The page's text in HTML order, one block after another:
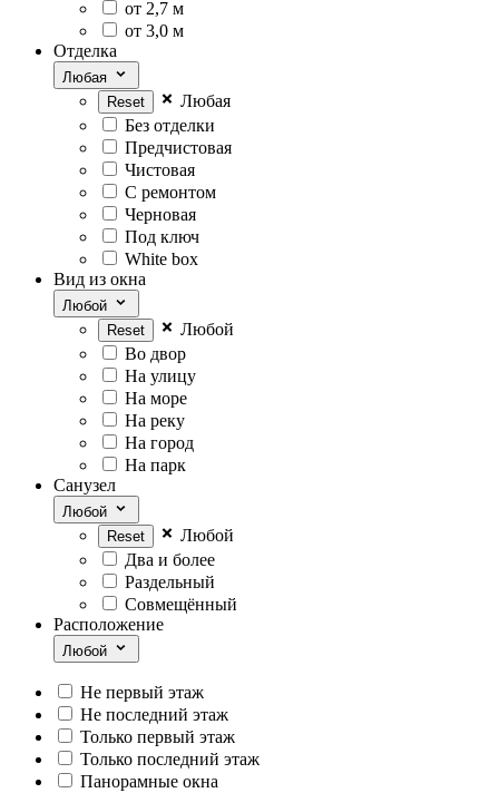
от 2,7 м
от 3,0 м
Отделка
Любая
Любая
Без отделки
Предчистовая
Чистовая
С ремонтом
Черновая
Под ключ
White box
Вид из окна
Любой
Любой
Во двор
На улицу
На море
На реку
На город
На парк
Санузел
Любой
Любой
Два и более
Раздельный
Совмещённый
Расположение
Любой
Не первый этаж
Не последний этаж
Только первый этаж
Только последний этаж
Панорамные окна